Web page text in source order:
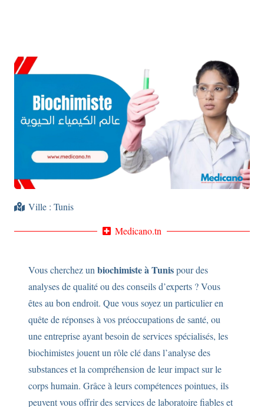
Ville :Tunis
Medicano.tn
Vous cherchez un biochimiste à Tunispour des
analyses de qualité ou des conseils d’experts ? Vous
êtes au bon endroit. Que vous soyez un particulier en
quête de réponses à vos préoccupations de santé, ou
une entreprise ayant besoin de services spécialisés, les
biochimistes jouent un rôle clé dans l’analyse des
substances et la compréhension de leur impact sur le
corps humain. Grâce à leurs compétences pointues, ils
peuvent vous offrir des services de laboratoire fiables et